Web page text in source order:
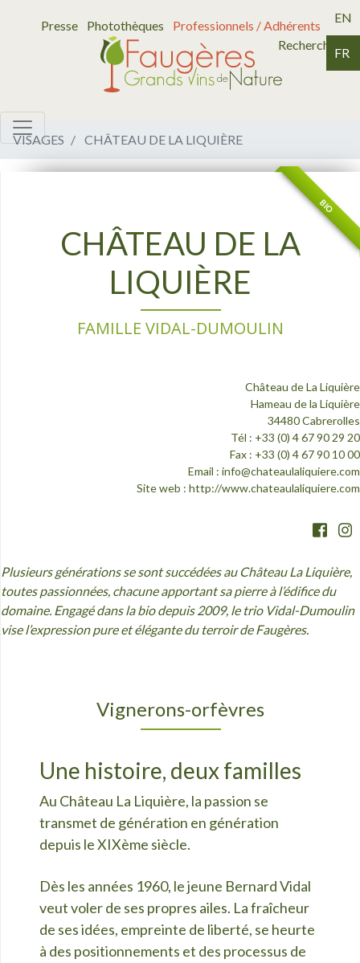
Presse Photothèques
Professionnels / Adhérents
Recherche
EN
FR
VISAGES CHÂTEAU DE LA LIQUIÈRE
BIO
CHÂTEAU DE LA
LIQUIÈRE
FAMILLE VIDAL-DUMOULIN
Château de La Liquière
Hameau de la Liquière
34480 Cabrerolles
Tél : +33 (0) 4 67 90 29 20
Fax : +33 (0) 4 67 90 10 00
Email : info@chateaulaliquiere.com
Site web : http://www.chateaulaliquiere.com
Plusieurs générations se sont succédées au Château La Liquière,
toutes passionnées, chacune apportant sa pierre à l’édifice du
domaine. Engagé dans la bio depuis 2009, le trio Vidal-Dumoulin
vise l’expression pure et élégante du terroir de Faugères.
Vignerons-orfèvres
Une histoire, deux familles
Au Château La Liquière, la passion se
transmet de génération en génération
depuis le XIXème siècle.
Dès les années 1960, le jeune Bernard Vidal
veut voler de ses propres ailes. La fraîcheur
de ses idées, empreinte de liberté, se heurte
à des positionnements et des processus de